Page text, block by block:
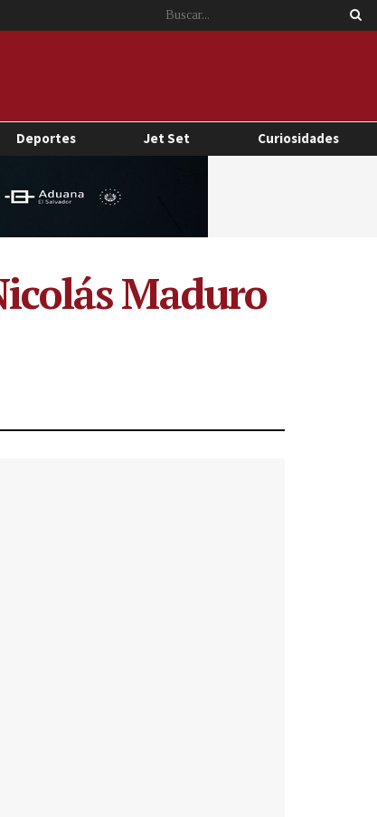
Deportes Jet Set Curiosidades
Maduro